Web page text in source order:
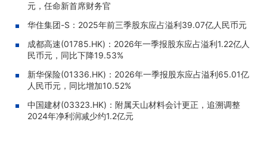
元，任命新首席财务官
华住集团-S：2025年前三季股东应占溢利39.07亿人民币元
成都高速(01785.HK)：2026年一季报股东应占溢利1.22亿人
民币元，同比下降19.53%
新华保险(01336.HK)：2026年一季报股东应占溢利65.01亿
人民币元，同比增加10.52%
中国建材(03323.HK)：附属天山材料会计更正，追溯调整
2024年净利润减少约1.2亿元